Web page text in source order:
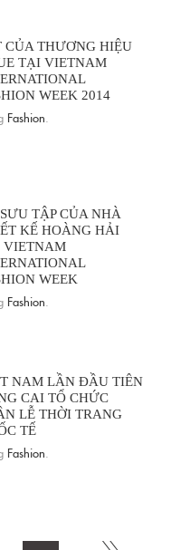
CỦA THƯƠNG HIỆU
TẠI VIETNAM
WEEK 2014
Fashion
TẬP CỦA NHÀ
KẾ HOÀNG HẢI
VIETNAM
WEEK
Fashion
NAM LẦN ĐẦU TIÊN
CAI TỔ CHỨC
LỄ THỜI TRANG
TẾ
Fashion